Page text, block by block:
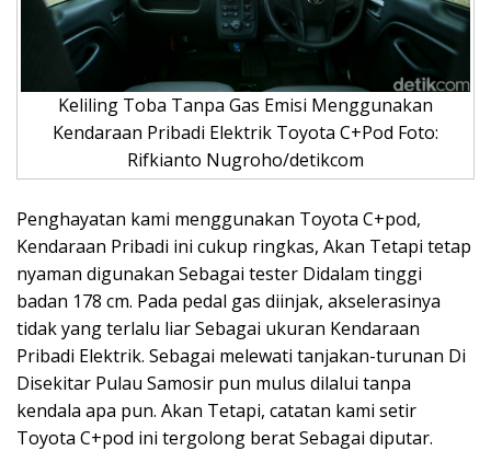
Keliling Toba Tanpa Gas Emisi Menggunakan
Kendaraan Pribadi Elektrik Toyota C+Pod Foto:
Rifkianto Nugroho/detikcom
Penghayatan kami menggunakan Toyota C+pod,
Kendaraan Pribadi ini cukup ringkas, Akan Tetapi tetap
nyaman digunakan Sebagai tester Didalam tinggi
badan 178 cm. Pada pedal gas diinjak, akselerasinya
tidak yang terlalu liar Sebagai ukuran Kendaraan
Pribadi Elektrik. Sebagai melewati tanjakan-turunan Di
Disekitar Pulau Samosir pun mulus dilalui tanpa
kendala apa pun. Akan Tetapi, catatan kami setir
Toyota C+pod ini tergolong berat Sebagai diputar.